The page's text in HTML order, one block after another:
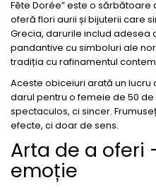
Fête Dorée” este o
oferă flori aurii și bijuterii care
Grecia, darurile includ adesea
pandantive cu simboluri ale
tradiția cu rafinamentul
Aceste obiceiuri arată un lucru
darul pentru o femeie de 50 de
spectaculos, ci sincer.
efecte, ci doar de sens.
Arta de a oferi
emoție